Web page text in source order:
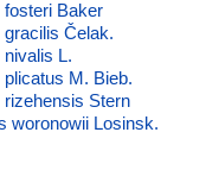
fosteri Baker
Čelak.
L.
M. Bieb.
rizehensis Stern
woronowii Losinsk.